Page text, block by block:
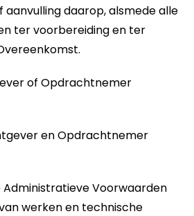
aanvulling daarop, alsmede alle
ter voorbereiding en ter
of Opdrachtnemer
en Opdrachtnemer
Administratieve Voorwaarden
werken en technische